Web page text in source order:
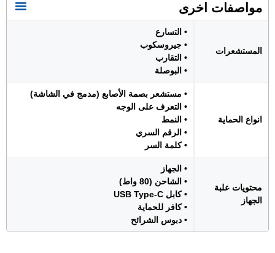
مواصفات اخرى
المستشعرات
• التسارع
• جيروسكوب
• التقارب
• البوصلة
انواع الحماية
• مستشعر بصمة الأصابع (مدمج في الشاشة)
• التعرف على الوجه
• النمط
• الرقم السري
• كلمة السر
محتويات علبة
الجهاز
• الجهاز
• الشاحن (80 واط)
• كابل USB Type-C
• كافر للحماية
• دبوس الشرائح